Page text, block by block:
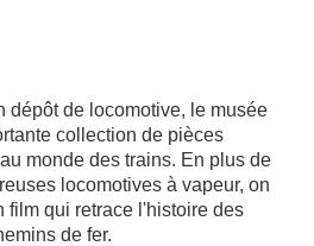
dépôt de locomotive, le musée
collection de pièces
monde des trains. En plus de
locomotives à vapeur, on
film qui retrace l'histoire des
de fer.